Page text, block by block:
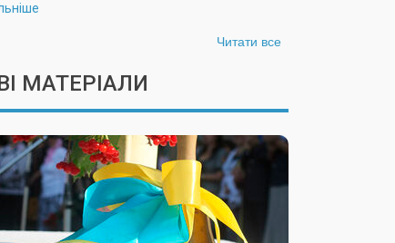
Читати все
МАТЕРІАЛИ